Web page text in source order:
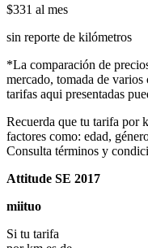
$331 al mes
sin reporte de kilómetros
*La comparación de
mercado, tomada de
tarifas aqui presentadas
Recuerda que tu tarifa por
factores como: edad,
Consulta términos y
Attitude SE 2017
miituo
Si tu tarifa